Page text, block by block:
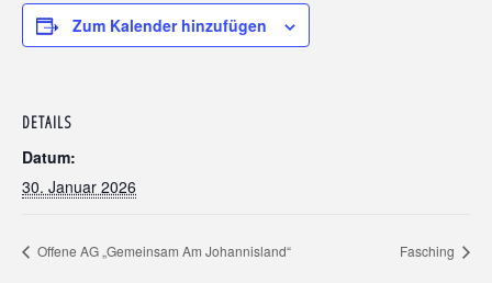
Zum Kalender hinzufügen
DETAILS
Datum:
30. Januar 2026
Offene AG „Gemeinsam Am Johannisland“ Fasching